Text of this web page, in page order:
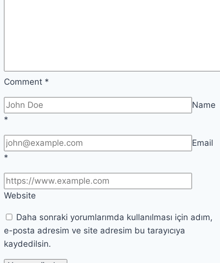
Comment *
Name
*
Email
*
Website
Daha sonraki yorumlarımda kullanılması için adım,
e-posta adresim ve site adresim bu tarayıcıya
kaydedilsin.